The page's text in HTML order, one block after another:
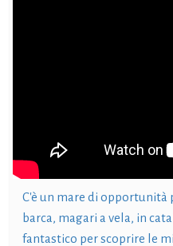
C'è un mare di opportunità
barca, magari a vela, in
fantastico per scoprire le